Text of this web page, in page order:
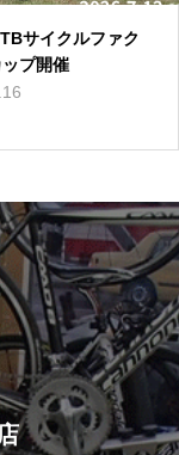
サイクルファク
ップ開催